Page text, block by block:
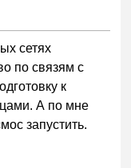
сетях
по связям с
к
А по мне
запустить.